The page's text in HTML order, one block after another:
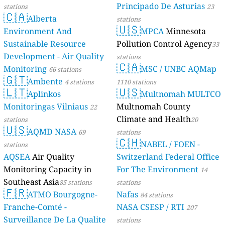
stations
🇨🇦Alberta
Environment And
Sustainable Resource
Development - Air Quality
Monitoring 66 stations
🇬🇹Ambente 4 stations
🇱🇹Aplinkos
Monitoringas Vilniaus 22
stations
🇺🇸AQMD NASA 69
stations
AQSEAAir Quality
Monitoring Capacity in
Southeast Asia85 stations
🇫🇷ATMO Bourgogne-
Franche-Comté -
Surveillance De La Qualite
Principado De Asturias 23
stations
🇺🇸MPCAMinnesota
Pollution Control Agency33
stations
🇨🇦MSC / UNBC AQMap
1110 stations
🇺🇸Multnomah MULTCO
Multnomah County
Climate and Health20
stations
🇨🇭NABEL / FOEN -
Switzerland Federal Office
For The Environment 14
stations
Nafas 84 stations
NASA CSESP / RTI 207
stations